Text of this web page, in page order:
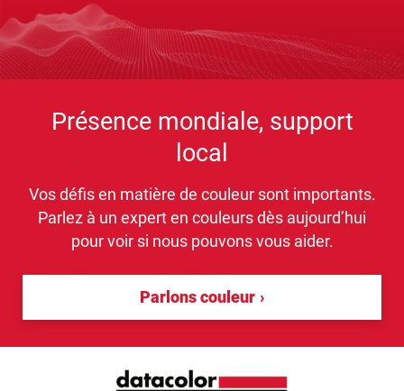
Présence mondiale, support
local
Vos défis en matière de couleur sont importants.
Parlez à un expert en couleurs dès aujourd’hui
pour voir si nous pouvons vous aider.
Parlons couleur